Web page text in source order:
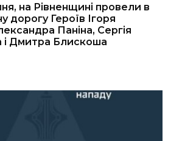
на Рівненщині провели в
дорогу Героїв Ігоря
Паніна, Сергія
і Дмитра Блискоша